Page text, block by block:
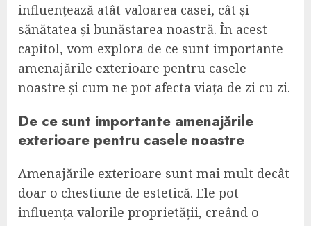
influențează atât valoarea casei, cât și
sănătatea și bunăstarea noastră. În acest
capitol, vom explora de ce sunt importante
amenajările exterioare pentru casele
noastre și cum ne pot afecta viața de zi cu zi.
De ce sunt importante amenajările
exterioare pentru casele noastre
Amenajările exterioare sunt mai mult decât
doar o chestiune de estetică. Ele pot
influența valorile proprietății, creând o